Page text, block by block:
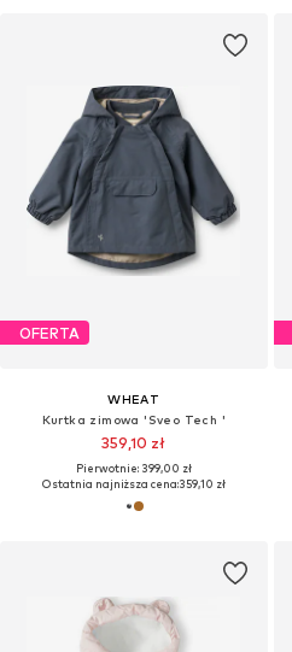
OFERTA
WHEAT
Kurtka zimowa 'Sveo Tech '
359,10 zł
Pierwotnie: 399,00 zł
Ostatnia najniższa cena:359,10 zł